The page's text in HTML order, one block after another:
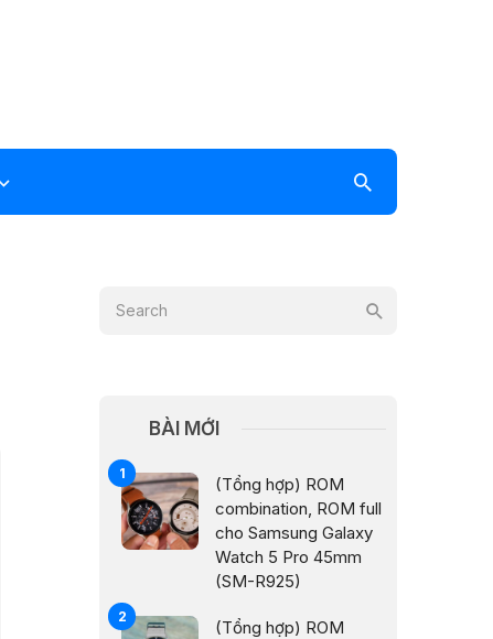
BÀI MỚI
(Tổng hợp) ROM
combination, ROM full
cho Samsung Galaxy
Watch 5 Pro 45mm
(SM-R925)
(Tổng hợp) ROM